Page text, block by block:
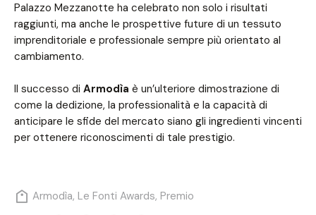
Palazzo Mezzanotte ha celebrato non solo i risultati
raggiunti, ma anche le prospettive future di un tessuto
imprenditoriale e professionale sempre più orientato al
cambiamento.
Il successo di Armodìa è un’ulteriore dimostrazione di
come la dedizione, la professionalità e la capacità di
anticipare le sfide del mercato siano gli ingredienti vincenti
per ottenere riconoscimenti di tale prestigio.
Armodìa, Le Fonti Awards, Premio